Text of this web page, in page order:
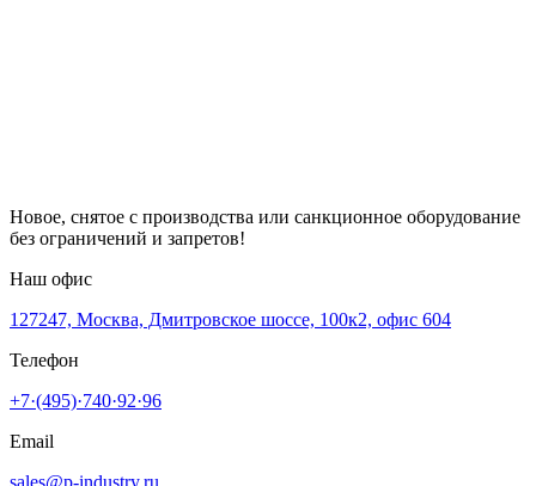
Новое, снятое с производства или санкционное оборудование
без ограничений и запретов!
Наш офис
127247, Москва, Дмитровское шоссе, 100к2, офис 604
Телефон
+7·(495)·740·92·96
Email
sales@p-industry.ru